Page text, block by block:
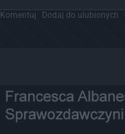
Komentuj Dodaj do ulubionych